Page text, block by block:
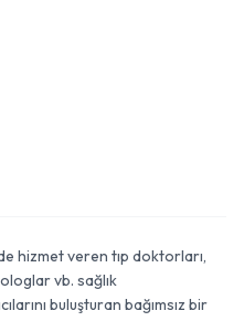
hizmet veren tıp doktorları,
vb. sağlık
buluşturan bağımsız bir